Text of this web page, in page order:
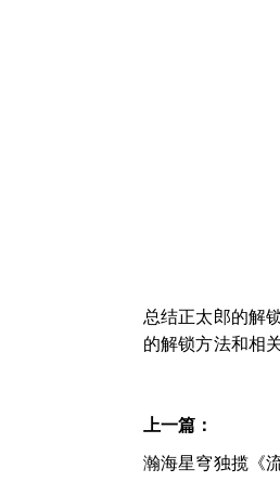
总结正太郎的解
的解锁方法和相
上一篇：
瀚海星穹独揽《